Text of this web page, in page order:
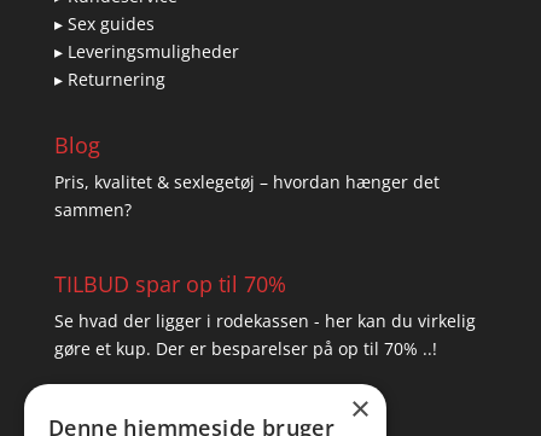
▸ Sex guides
▸ Leveringsmuligheder
▸ Returnering
Blog
Pris, kvalitet & sexlegetøj – hvordan hænger det
sammen?
TILBUD spar op til 70%
Se hvad der ligger i rodekassen - her kan du virkelig
gøre et kup. Der er besparelser på op til 70% ..!
×
Denne hjemmeside bruger